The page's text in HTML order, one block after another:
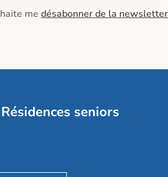
me désabonner de la newsletter
seniors